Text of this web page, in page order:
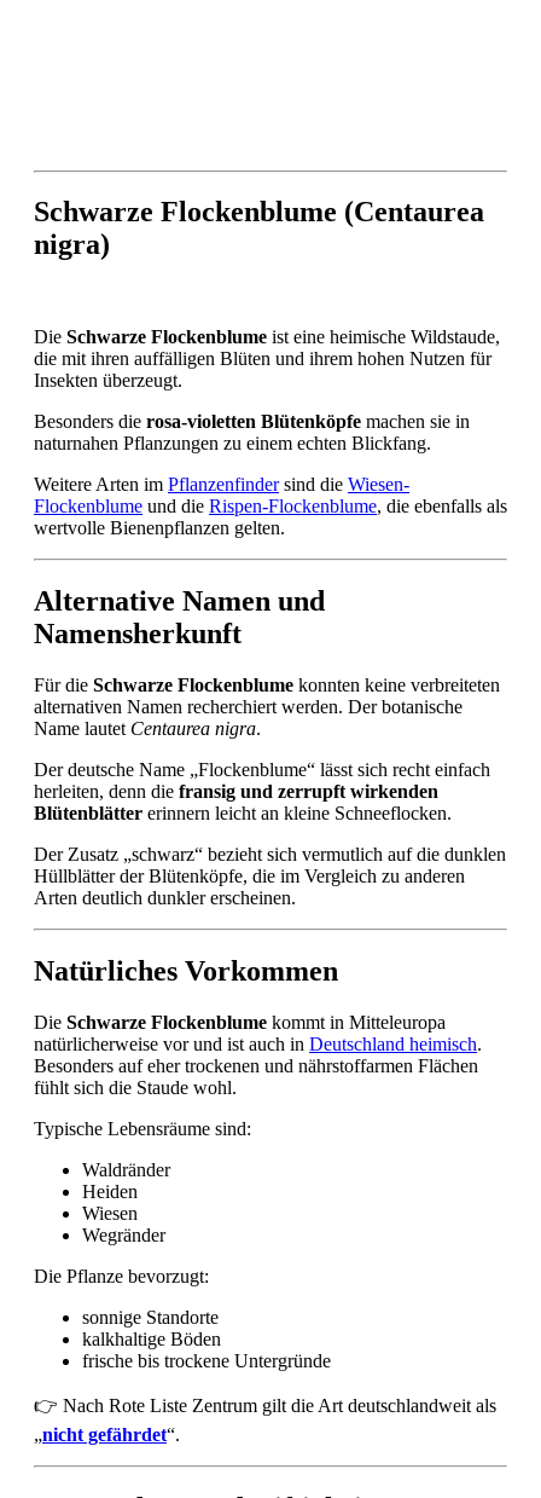
Schwarze Flockenblume (Centaurea
nigra)
Die Schwarze Flockenblume ist eine heimische Wildstaude,
die mit ihren auffälligen Blüten und ihrem hohen Nutzen für
Insekten überzeugt.
Besonders die rosa-violetten Blütenköpfe machen sie in
naturnahen Pflanzungen zu einem echten Blickfang.
Weitere Arten im Pflanzenfindersind die Wiesen-
Flockenblume und die Rispen-Flockenblume, die ebenfalls als
wertvolle Bienenpflanzen gelten.
Alternative Namen und
Namensherkunft
Für die Schwarze Flockenblume konnten keine verbreiteten
alternativen Namen recherchiert werden. Der botanische
Name lautet Centaurea nigra.
Der deutsche Name „Flockenblume“ lässt sich recht einfach
herleiten, denn die fransig und zerrupft wirkenden
Blütenblätter erinnern leicht an kleine Schneeflocken.
Der Zusatz „schwarz“ bezieht sich vermutlich auf die dunklen
Hüllblätter der Blütenköpfe, die im Vergleich zu anderen
Arten deutlich dunkler erscheinen.
Natürliches Vorkommen
Die Schwarze Flockenblume kommt in Mitteleuropa
natürlicherweise vor und ist auch in Deutschland heimisch.
Besonders auf eher trockenen und nährstoffarmen Flächen
fühlt sich die Staude wohl.
Typische Lebensräume sind:
Waldränder
Heiden
Wiesen
Wegränder
Die Pflanze bevorzugt:
sonnige Standorte
kalkhaltige Böden
frische bis trockene Untergründe
👉 Nach Rote Liste Zentrum gilt die Art deutschlandweit als
„nicht gefährdet“.